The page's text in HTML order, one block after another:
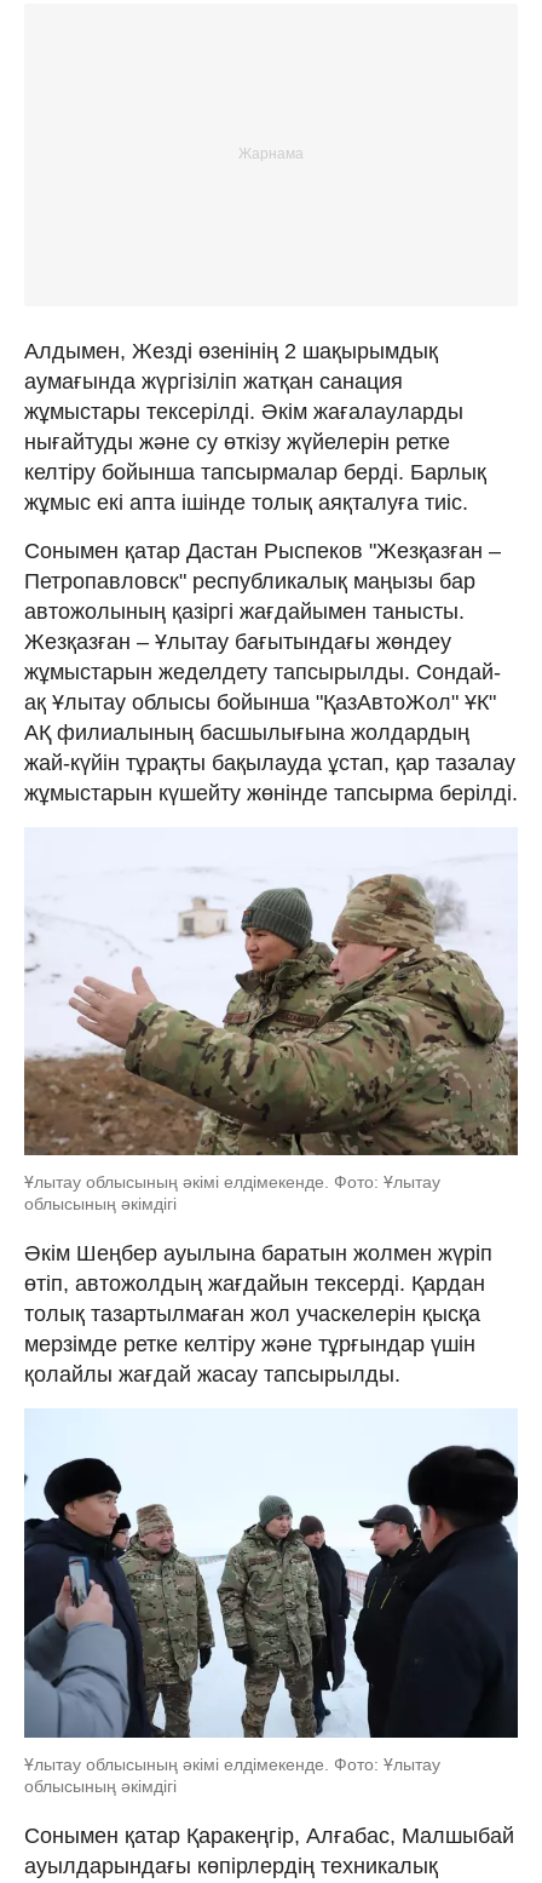
Алдымен, Жезді өзенінің 2 шақырымдық
аумағында жүргізіліп жатқан санация
жұмыстары тексерілді. Әкім жағалауларды
нығайтуды және су өткізу жүйелерін ретке
келтіру бойынша тапсырмалар берді. Барлық
жұмыс екі апта ішінде толық аяқталуға тиіс.
Сонымен қатар Дастан Рыспеков "Жезқазған –
Петропавловск" республикалық маңызы бар
автожолының қазіргі жағдайымен танысты.
Жезқазған – Ұлытау бағытындағы жөндеу
жұмыстарын жеделдету тапсырылды. Сондай-
ақ Ұлытау облысы бойынша "ҚазАвтоЖол" ҰК"
АҚ филиалының басшылығына жолдардың
жай-күйін тұрақты бақылауда ұстап, қар тазалау
жұмыстарын күшейту жөнінде тапсырма берілді.
Ұлытау облысының әкімі елдімекенде. Фото: Ұлытау
облысының әкімдігі
Әкім Шеңбер ауылына баратын жолмен жүріп
өтіп, автожолдың жағдайын тексерді. Қардан
толық тазартылмаған жол учаскелерін қысқа
мерзімде ретке келтіру және тұрғындар үшін
қолайлы жағдай жасау тапсырылды.
Ұлытау облысының әкімі елдімекенде. Фото: Ұлытау
облысының әкімдігі
Сонымен қатар Қаракеңгір, Алғабас, Малшыбай
ауылдарындағы көпірлердің техникалық